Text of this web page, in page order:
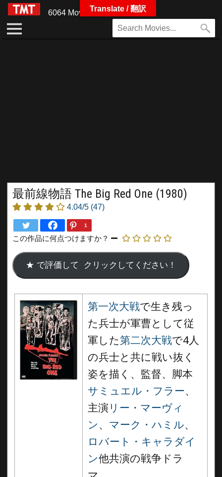
6064 Movies
最前線物語 The Big Red One (1980)
4.04/5 (47)
1
この作品に何点つけますか？
第一次大戦で生き残っ
た兵士が軍曹として従
軍した第二次大戦で4人
の兵士と共に戦い抜く
姿を描く、監督、脚本
サミュエル・フラー、
主演 リー・マーヴィ
ン 、 マーク・ハミル、
ロバート・キャラダイ
ン他共演の戦争ドラ
Translate / 翻訳